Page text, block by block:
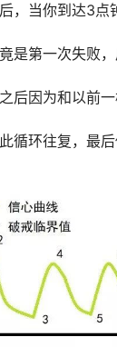
当你到达3点钟
第一次失败，
因为和以前一
环往复，最后